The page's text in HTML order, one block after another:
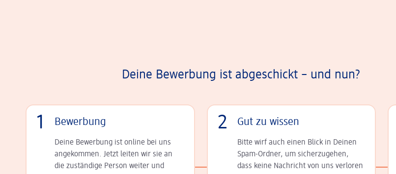
Deine Bewerbung ist abgeschickt – und nun?
1 Bewerbung
Deine Bewerbung ist online bei uns
angekommen. Jetzt leiten wir sie an
die zu­stän­dige Person weiter und
2 Gut zu wissen
Bitte wirf auch einen Blick in Deinen
Spam-Ordner, um sicherzugehen,
dass keine Nachricht von uns verloren